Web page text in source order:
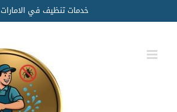
to
content
خدمات تنظيف في الامارات